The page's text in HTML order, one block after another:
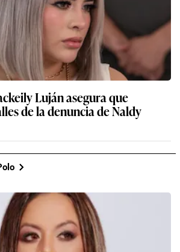
Luján asegura que
de la denuncia de Naldy